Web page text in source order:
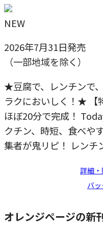
NEW
2026年7月31日発売
（一部地域を除く）
★豆腐で、レンチンで
ラクにおいしく！★ 【
ほぼ20分で完成！
クチン、時短、食べや
集者が鬼リピ！ レンチ
詳細
バ
オレンジページの新